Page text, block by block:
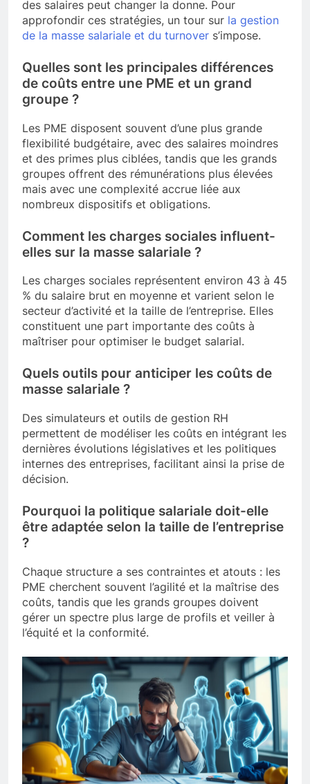
des salaires peut changer la donne. Pour
approfondir ces stratégies, un tour sur la gestion
de la masse salariale et du turnover s’impose.
Quelles sont les principales différences
de coûts entre une PME et un grand
groupe ?
Les PME disposent souvent d’une plus grande
flexibilité budgétaire, avec des salaires moindres
et des primes plus ciblées, tandis que les grands
groupes offrent des rémunérations plus élevées
mais avec une complexité accrue liée aux
nombreux dispositifs et obligations.
Comment les charges sociales influent-
elles sur la masse salariale ?
Les charges sociales représentent environ 43 à 45
% du salaire brut en moyenne et varient selon le
secteur d’activité et la taille de l’entreprise. Elles
constituent une part importante des coûts à
maîtriser pour optimiser le budget salarial.
Quels outils pour anticiper les coûts de
masse salariale ?
Des simulateurs et outils de gestion RH
permettent de modéliser les coûts en intégrant les
dernières évolutions législatives et les politiques
internes des entreprises, facilitant ainsi la prise de
décision.
Pourquoi la politique salariale doit-elle
être adaptée selon la taille de l’entreprise
?
Chaque structure a ses contraintes et atouts : les
PME cherchent souvent l’agilité et la maîtrise des
coûts, tandis que les grands groupes doivent
gérer un spectre plus large de profils et veiller à
l’équité et la conformité.